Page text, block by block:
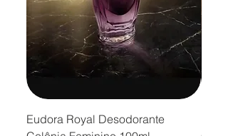
Eudora Royal Desodorante